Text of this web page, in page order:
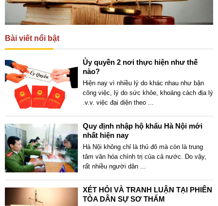
Bài viết nổi bật
Ủy quyền 2 nơi thực hiện như thế
nào?
Hiện nay vì nhiều lý do khác nhau như bận
công việc, lý do sức khỏe, khoảng cách địa lý
.v.v. việc đại diện theo ...
Quy định nhập hộ khẩu Hà Nội mới
nhất hiện nay
Hà Nội không chỉ là thủ đô mà còn là trung
tâm văn hóa chính trị của cả nước. Do vậy,
rất nhiều người dân
XÉT HỎI VÀ TRANH LUẬN TẠI PHIÊN
TÒA DÂN SỰ SƠ THẨM